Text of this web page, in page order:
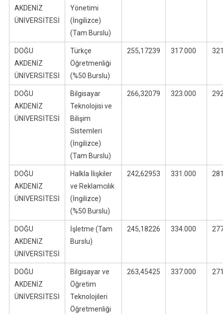
AKDENİZ
ÜNİVERSİTESİ
Yönetimi
(İngilizce)
(Tam Burslu)
DOĞU
AKDENİZ
ÜNİVERSİTESİ
Türkçe
Öğretmenliği
(%50 Burslu)
255,17239 317.000
DOĞU
AKDENİZ
ÜNİVERSİTESİ
Bilgisayar
Teknolojisi ve
Bilişim
Sistemleri
(İngilizce)
(Tam Burslu)
266,32079 323.000
DOĞU
AKDENİZ
ÜNİVERSİTESİ
Halkla İlişkiler
ve Reklamcılık
(İngilizce)
(%50 Burslu)
242,62953 331.000
DOĞU
AKDENİZ
ÜNİVERSİTESİ
İşletme (Tam
Burslu)
245,18226 334.000
DOĞU
AKDENİZ
ÜNİVERSİTESİ
Bilgisayar ve
Öğretim
Teknolojileri
Öğretmenliği
263,45425 337.000